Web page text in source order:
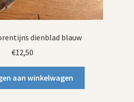
dienblad blauw
€12,50
aan winkelwagen